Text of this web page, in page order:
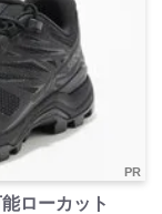
PR
ローカット